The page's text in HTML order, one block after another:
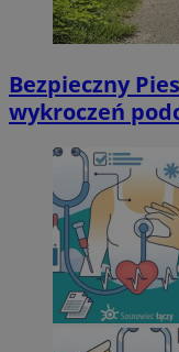
Bezpieczny
wykroczeń